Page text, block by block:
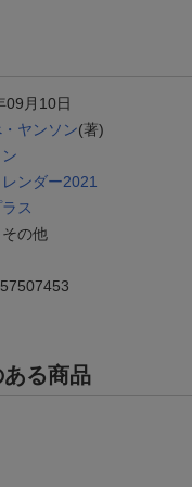
09月10日
・ヤンソン(著)
ンダー2021
ス
その他
る商品